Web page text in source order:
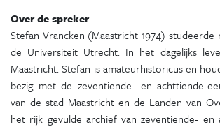
Over de spreker
Stefan Vrancken (Maastricht 1974)
de Universiteit Utrecht. In het dagelijks
Maastricht. Stefan is amateurhistoricus en
bezig met de zeventiende- en achttiende-
van de stad Maastricht en de Landen van
het rijk gevulde archief van zeventiende- en